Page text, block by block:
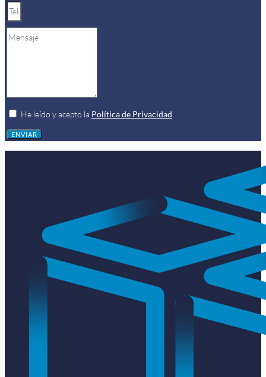
He leído y acepto la Política de Privacidad
ENVIAR